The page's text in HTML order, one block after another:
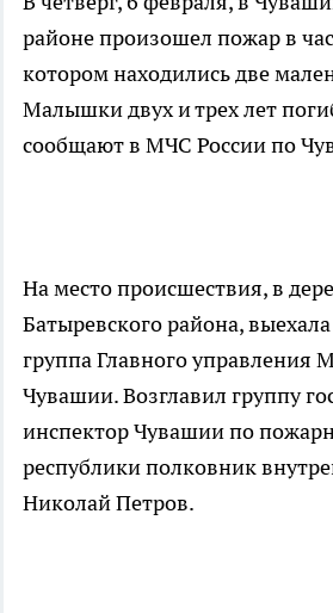
районе произошел пожар в
котором находились две
Малышки двух и трех лет
сообщают в МЧС России по
На место происшествия, в
Батыревского района,
группа Главного управления
Чувашии. Возглавил группу
инспектор Чувашии по
республики полковник
Николай Петров.